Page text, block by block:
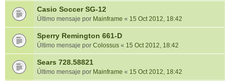
Casio Soccer SG-12
Último mensaje por Mainframe « 15 Oct 2012, 18:42
Sperry Remington 661-D
Último mensaje por Colossus « 15 Oct 2012, 18:42
Sears 728.58821
Último mensaje por Mainframe « 15 Oct 2012, 18:42